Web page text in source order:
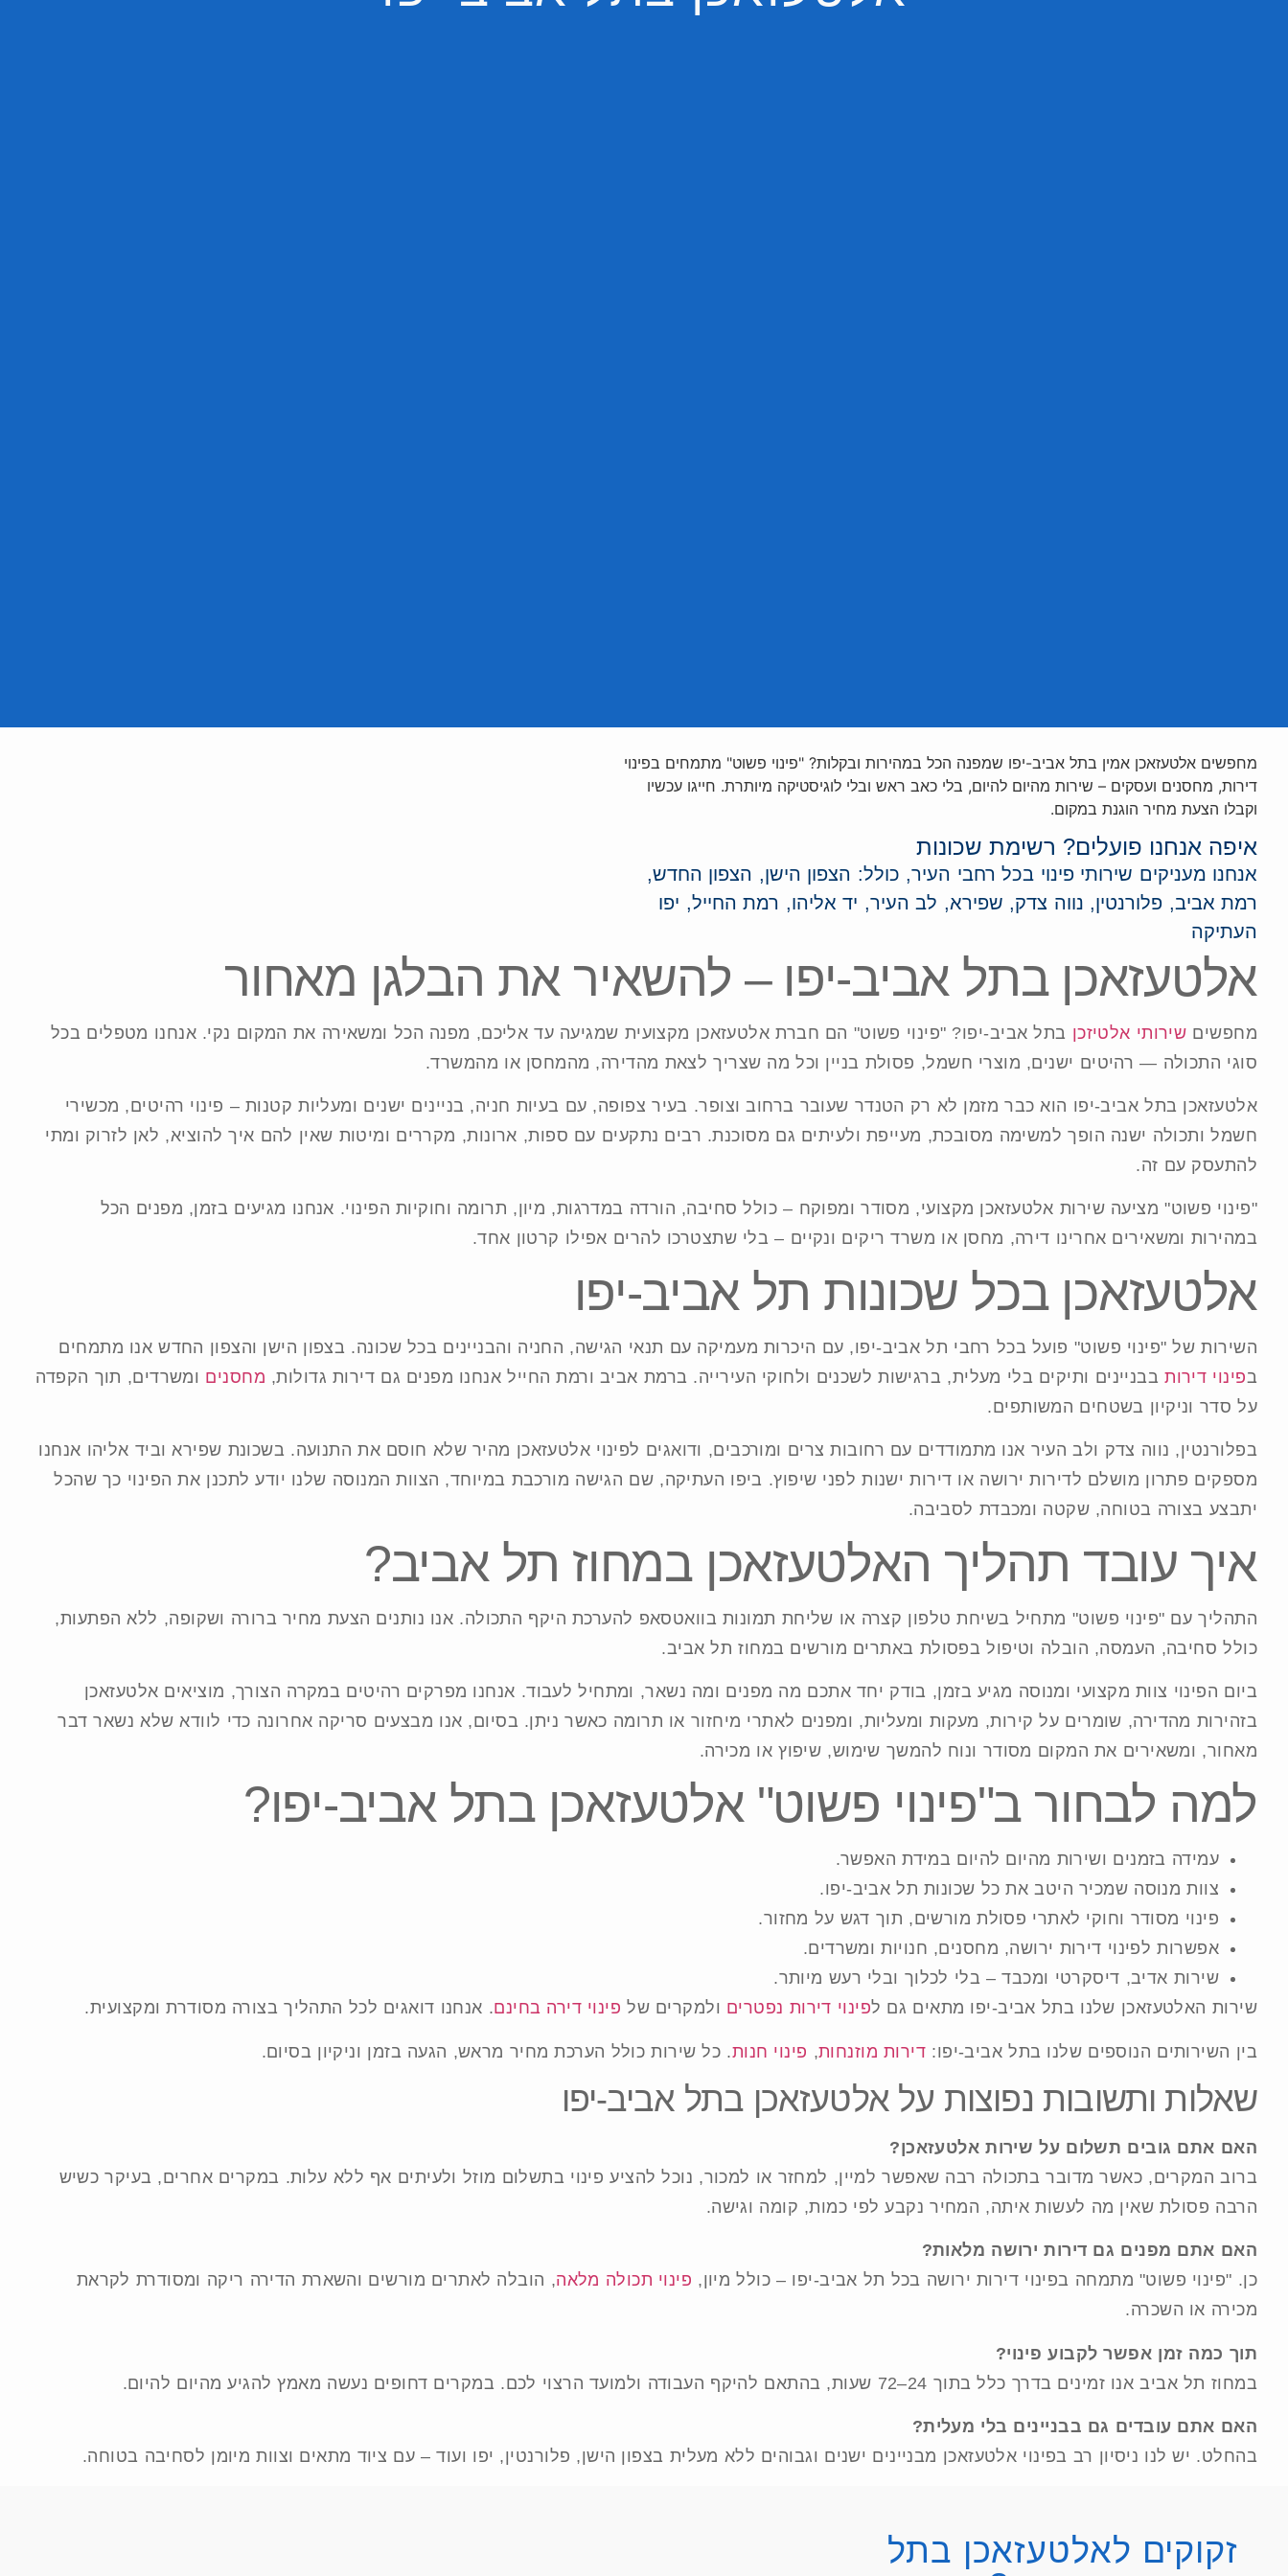
מחפשים אלטעזאכן אמין בתל אביב-יפו שמפנה הכל במהירות ובקלות? "פינוי פשוט" מתמחים בפינוי
דירות, מחסנים ועסקים – שירות מהיום להיום, בלי כאב ראש ובלי לוגיסטיקה מיותרת. חייגו עכשיו
וקבלו הצעת מחיר הוגנת במקום.
איפה אנחנו פועלים? רשימת שכונות
אנחנו מעניקים שירותי פינוי בכל רחבי העיר, כולל: הצפון הישן, הצפון החדש,
רמת אביב, פלורנטין, נווה צדק, שפירא, לב העיר, יד אליהו, רמת החייל, יפו
העתיקה
אלטעזאכן בתל אביב-יפו – להשאיר את הבלגן מאחור
מחפשים שירותי אלטיזכן בתל אביב-יפו? "פינוי פשוט" הם חברת אלטעזאכן מקצועית שמגיעה עד אליכם, מפנה הכל ומשאירה את המקום נקי. אנחנו מטפלים בכל
סוגי התכולה — רהיטים ישנים, מוצרי חשמל, פסולת בניין וכל מה שצריך לצאת מהדירה, מהמחסן או מהמשרד.
אלטעזאכן בתל אביב-יפו הוא כבר מזמן לא רק הטנדר שעובר ברחוב וצופר. בעיר צפופה, עם בעיות חניה, בניינים ישנים ומעליות קטנות – פינוי רהיטים, מכשירי
חשמל ותכולה ישנה הופך למשימה מסובכת, מעייפת ולעיתים גם מסוכנת. רבים נתקעים עם ספות, ארונות, מקררים ומיטות שאין להם איך להוציא, לאן לזרוק ומתי
להתעסק עם זה.
"פינוי פשוט" מציעה שירות אלטעזאכן מקצועי, מסודר ומפוקח – כולל סחיבה, הורדה במדרגות, מיון, תרומה וחוקיות הפינוי. אנחנו מגיעים בזמן, מפנים הכל
במהירות ומשאירים אחרינו דירה, מחסן או משרד ריקים ונקיים – בלי שתצטרכו להרים אפילו קרטון אחד.
אלטעזאכן בכל שכונות תל אביב-יפו
השירות של "פינוי פשוט" פועל בכל רחבי תל אביב-יפו, עם היכרות מעמיקה עם תנאי הגישה, החניה והבניינים בכל שכונה. בצפון הישן והצפון החדש אנו מתמחים
בפינוי דירותבבניינים ותיקים בלי מעלית, ברגישות לשכנים ולחוקי העירייה. ברמת אביב ורמת החייל אנחנו מפנים גם דירות גדולות, מחסנים ומשרדים, תוך הקפדה
על סדר וניקיון בשטחים המשותפים.
בפלורנטין, נווה צדק ולב העיר אנו מתמודדים עם רחובות צרים ומורכבים, ודואגים לפינוי אלטעזאכן מהיר שלא חוסם את התנועה. בשכונת שפירא וביד אליהו אנחנו
מספקים פתרון מושלם לדירות ירושה או דירות ישנות לפני שיפוץ. ביפו העתיקה, שם הגישה מורכבת במיוחד, הצוות המנוסה שלנו יודע לתכנן את הפינוי כך שהכל
יתבצע בצורה בטוחה, שקטה ומכבדת לסביבה.
איך עובד תהליך האלטעזאכן במחוז תל אביב?
התהליך עם "פינוי פשוט" מתחיל בשיחת טלפון קצרה או שליחת תמונות בוואטסאפ להערכת היקף התכולה. אנו נותנים הצעת מחיר ברורה ושקופה, ללא הפתעות,
כולל סחיבה, העמסה, הובלה וטיפול בפסולת באתרים מורשים במחוז תל אביב.
ביום הפינוי צוות מקצועי ומנוסה מגיע בזמן, בודק יחד אתכם מה מפנים ומה נשאר, ומתחיל לעבוד. אנחנו מפרקים רהיטים במקרה הצורך, מוציאים אלטעזאכן
בזהירות מהדירה, שומרים על קירות, מעקות ומעליות, ומפנים לאתרי מיחזור או תרומה כאשר ניתן. בסיום, אנו מבצעים סריקה אחרונה כדי לוודא שלא נשאר דבר
מאחור, ומשאירים את המקום מסודר ונוח להמשך שימוש, שיפוץ או מכירה.
למה לבחור ב"פינוי פשוט" אלטעזאכן בתל אביב-יפו?
עמידה בזמנים ושירות מהיום להיום במידת האפשר.
צוות מנוסה שמכיר היטב את כל שכונות תל אביב-יפו.
פינוי מסודר וחוקי לאתרי פסולת מורשים, תוך דגש על מחזור.
אפשרות לפינוי דירות ירושה, מחסנים, חנויות ומשרדים.
שירות אדיב, דיסקרטי ומכבד – בלי לכלוך ובלי רעש מיותר.
שירות האלטעזאכן שלנו בתל אביב-יפו מתאים גם לפינוי דירות נפטרים ולמקרים של פינוי דירה בחינם. אנחנו דואגים לכל התהליך בצורה מסודרת ומקצועית.
בין השירותים הנוספים שלנו בתל אביב-יפו: דירות מוזנחות, פינוי חנות. כל שירות כולל הערכת מחיר מראש, הגעה בזמן וניקיון בסיום.
שאלות ותשובות נפוצות על אלטעזאכן בתל אביב-יפו
האם אתם גובים תשלום על שירות אלטעזאכן?
ברוב המקרים, כאשר מדובר בתכולה רבה שאפשר למיין, למחזר או למכור, נוכל להציע פינוי בתשלום מוזל ולעיתים אף ללא עלות. במקרים אחרים, בעיקר כשיש
הרבה פסולת שאין מה לעשות איתה, המחיר נקבע לפי כמות, קומה וגישה.
האם אתם מפנים גם דירות ירושה מלאות?
כן. "פינוי פשוט" מתמחה בפינוי דירות ירושה בכל תל אביב-יפו – כולל מיון, פינוי תכולה מלאה, הובלה לאתרים מורשים והשארת הדירה ריקה ומסודרת לקראת
מכירה או השכרה.
תוך כמה זמן אפשר לקבוע פינוי?
במחוז תל אביב אנו זמינים בדרך כלל בתוך 24–72 שעות, בהתאם להיקף העבודה ולמועד הרצוי לכם. במקרים דחופים נעשה מאמץ להגיע מהיום להיום.
האם אתם עובדים גם בבניינים בלי מעלית?
בהחלט. יש לנו ניסיון רב בפינוי אלטעזאכן מבניינים ישנים וגבוהים ללא מעלית בצפון הישן, פלורנטין, יפו ועוד – עם ציוד מתאים וצוות מיומן לסחיבה בטוחה.
זקוקים לאלטעזאכן בתל